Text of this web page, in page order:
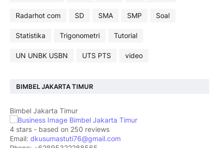
Radarhot com SD SMA SMP Soal
Statistika Trigonometri Tutorial
UN UNBK USBN UTS PTS video
BIMBEL JAKARTA TIMUR
Bimbel Jakarta Timur
4 stars - based on 250 reviews
Email: dkusumastuti76@gmail.com